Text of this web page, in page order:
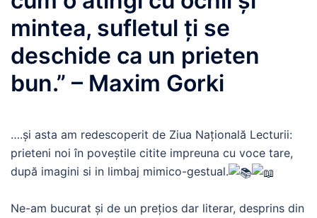
mintea, sufletul ţi se
deschide ca un prieten
bun.” – Maxim Gorki
….și asta am redescoperit de Ziua Națională Lecturii:
prieteni noi în poveștile citite impreuna cu voce tare,
după imagini si in limbaj mimico-gestual.
Ne-am bucurat și de un prețios dar literar, desprins din